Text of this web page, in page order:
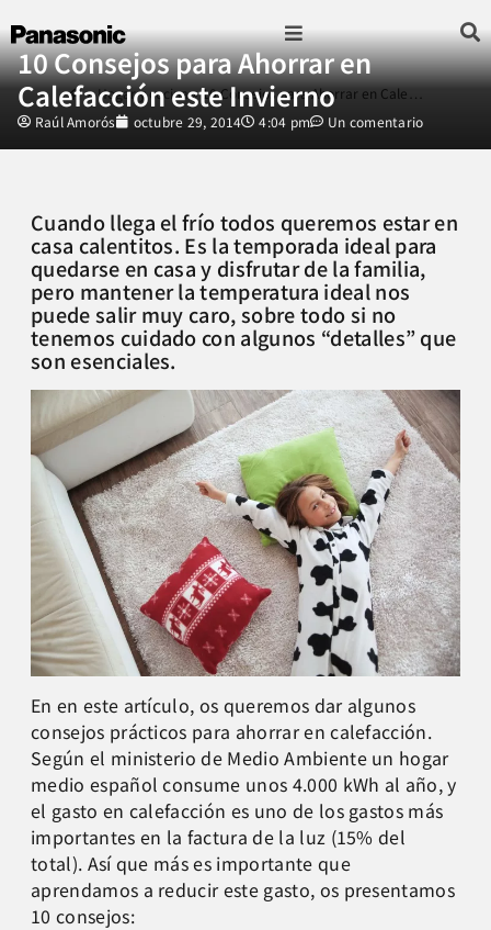
»Hogar y cocina»10 Consejos para Ahorrar en Cale…
10 Consejos para Ahorrar en
Calefacción este Invierno
Raúl Amorós octubre 29, 2014 4:04 pm Un comentario
Cuando llega el frío todos queremos estar en
casa calentitos. Es la temporada ideal para
quedarse en casa y disfrutar de la familia,
pero mantener la temperatura ideal nos
puede salir muy caro, sobre todo si no
tenemos cuidado con algunos “detalles” que
son esenciales.
En en este artículo, os queremos dar algunos
consejos prácticos para ahorrar en calefacción.
Según el ministerio de Medio Ambiente un hogar
medio español consume unos 4.000 kWh al año, y
el gasto en calefacción es uno de los gastos más
importantes en la factura de la luz (15% del
total). Así que más es importante que
aprendamos a reducir este gasto, os presentamos
10 consejos: